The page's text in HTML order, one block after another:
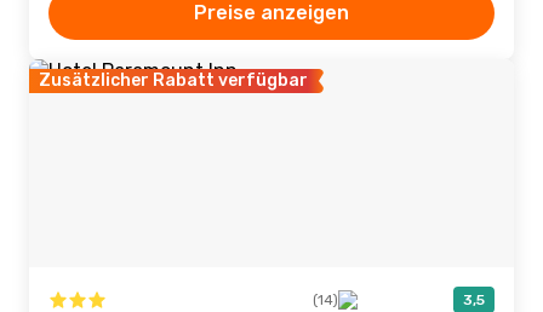
Preise anzeigen
Zusätzlicher Rabatt verfügbar
(14) 3,5